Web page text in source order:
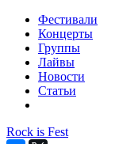
Фестивали
Концерты
Группы
Лайвы
Новости
Статьи
Rock is Fest